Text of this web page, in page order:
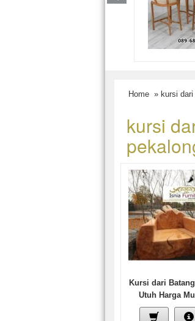
Home » kursi
kursi
Kursi dari
Utuh Harga